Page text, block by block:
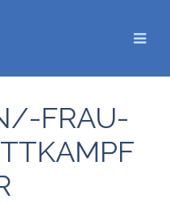
FRAU-